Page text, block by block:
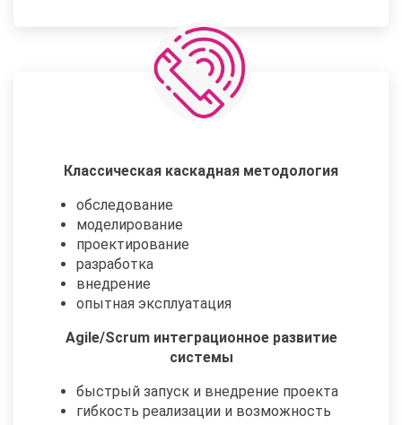
Классическая каскадная методология
обследование
моделирование
проектирование
разработка
внедрение
опытная эксплуатация
Agile/Scrum интеграционное развитие
системы
быстрый запуск и внедрение проекта
гибкость реализации и возможность